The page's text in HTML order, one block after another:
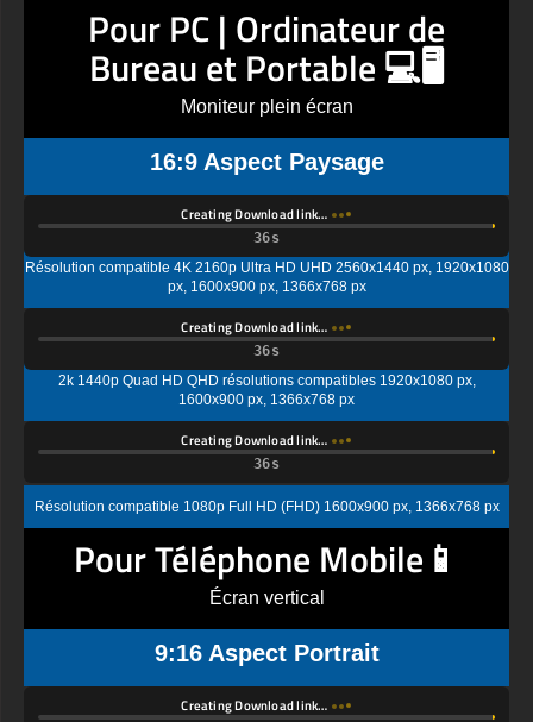
Pour PC | Ordinateur de
Bureau et Portable 💻🖥️
Moniteur plein écran
16:9 Aspect Paysage
Creating Download link…
Résolution compatible 4K 2160p Ultra HD UHD 2560x1440 px, 1920x1080
px, 1600x900 px, 1366x768 px
Creating Download link…
2k 1440p Quad HD QHD résolutions compatibles 1920x1080 px,
Creating Download link…
Résolution compatible 1080p Full HD (FHD) 1600x900 px, 1366x768 px
Pour Téléphone Mobile📱
Écran vertical
9:16 Aspect Portrait
Creating Download link…
Écran standard Ultra HD (UHD), résolution compatible 4K UHD (2K par 4K)
1440x2560 px, 1080x1920px, 720 x 1280 px